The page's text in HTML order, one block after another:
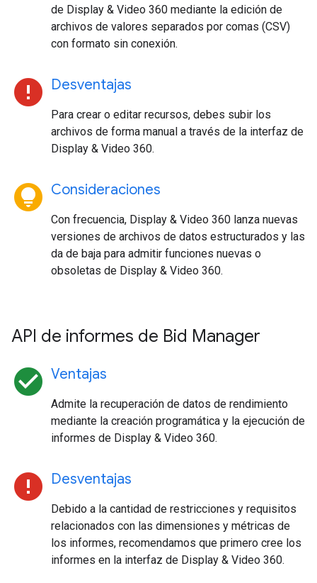
de Display & Video 360 mediante la edición de
archivos de valores separados por comas (CSV)
con formato sin conexión.
error Desventajas
Para crear o editar recursos, debes subir los
archivos de forma manual a través de la interfaz de
Display & Video 360.
lightbulb_circle Consideraciones
Con frecuencia, Display & Video 360 lanza nuevas
versiones de archivos de datos estructurados y las
da de baja para admitir funciones nuevas o
obsoletas de Display & Video 360.
API de informes de Bid Manager
check_circle Ventajas
Admite la recuperación de datos de rendimiento
mediante la creación programática y la ejecución de
informes de Display & Video 360.
error Desventajas
Debido a la cantidad de restricciones y requisitos
relacionados con las dimensiones y métricas de
los informes, recomendamos que primero cree los
informes en la interfaz de Display & Video 360.